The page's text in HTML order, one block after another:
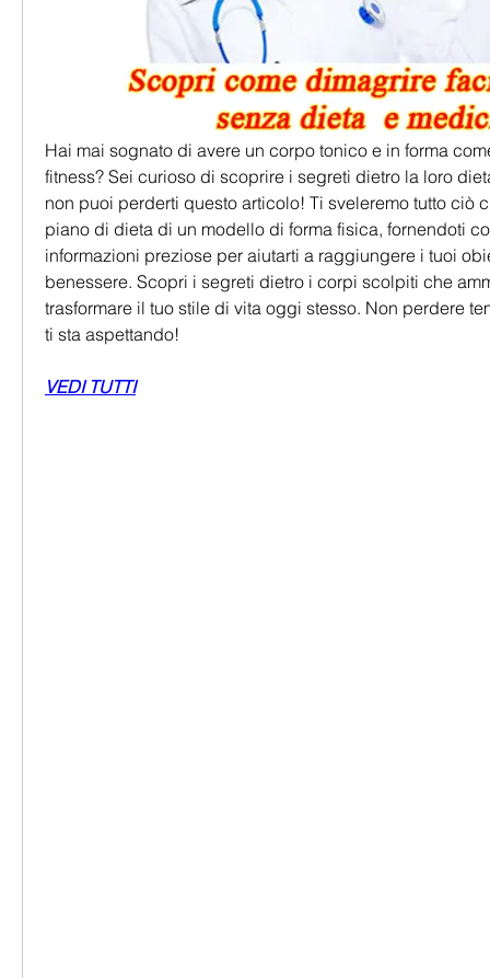
Hai mai sognato di avere un corpo tonico e in forma
fitness? Sei curioso di scoprire i segreti dietro la loro
non puoi perderti questo articolo! Ti sveleremo tutto ciò
piano di dieta di un modello di forma fisica, fornendoti
informazioni preziose per aiutarti a raggiungere i tuoi
benessere. Scopri i segreti dietro i corpi scolpiti che
trasformare il tuo stile di vita oggi stesso. Non perdere
ti sta aspettando!
VEDI TUTTI